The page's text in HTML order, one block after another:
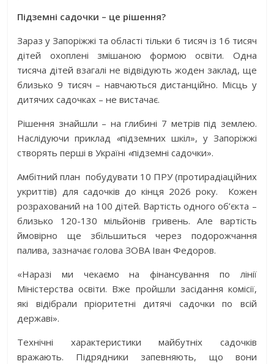
Підземні садочки – це рішення?
Зараз у Запоріжжі та області тільки 6 тисяч із 16 тисяч
дітей охоплені змішаною формою освіти. Одна
тисяча дітей взагалі не відвідують жоден заклад, ще
близько 9 тисяч – навчаються дистанційно. Місць у
дитячих садочках – не вистачає.
Рішення знайшли – на глибині 7 метрів під землею.
Наслідуючи приклад «підземних шкіл», у Запоріжжі
створять перші в Україні «підземні садочки».
Амбітний план побудувати 10 ПРУ (протирадіаційних
укриттів) для садочків до кінця 2026 року.
Кожен
розрахований на 100 дітей. Вартість одного об’єкта –
близько 120-130 мільйонів гривень. Але вартість
ймовірно ще збільшиться через подорожчання
палива, зазначає голова ЗОВА Іван Федоров.
«Наразі ми чекаємо на фінансування по лінії
Міністерства освіти. Вже пройшли засідання комісії,
які відібрали пріоритетні дитячі садочки по всій
державі».
Технічні характеристики майбутніх садочків
вражають. Підрядники запевняють, що вони